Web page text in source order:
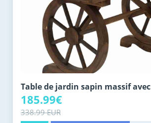
Table de jardin sapin massif avec
185.99€
338.99 EUR